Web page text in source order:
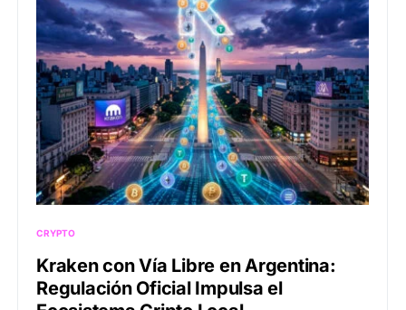
CRYPTO
Kraken con Vía Libre en Argentina:
Regulación Oficial Impulsa el